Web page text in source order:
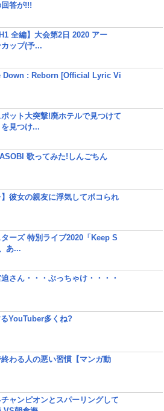
答が!!!
全編】大会第2日 2020 アー
ップ(予...
Down : Reborn [Official Lyric Vi
ット大突撃!廃ホテルで見つけて
見つけ...
歌ってみた!しんごちん
】彼女の親友に浮気してボコられ
ーズ 特別ライブ2020「Keep S
あ...
迫さん・・・ぶっちゃけ・・・・
YouTuber多くね?
終わる人の悪い習慣【マンガ動
ャンピオンとスパーリングして